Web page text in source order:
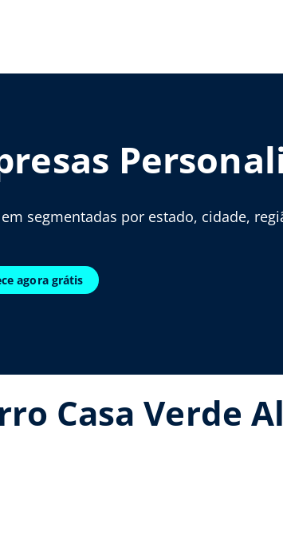
segmentadas por estado, cidade,
agora grátis
Casa Verde